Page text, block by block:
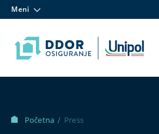
Skip to content
Meni
Početna / Press